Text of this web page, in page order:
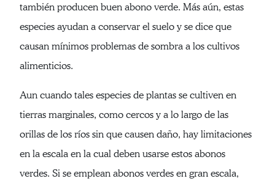
también producen buen abono verde. Más aún, estas
especies ayudan a conservar el suelo y se dice que
causan mínimos problemas de sombra a los cultivos
alimenticios.
Aun cuando tales especies de plantas se cultiven en
tierras marginales, como cercos y a lo largo de las
orillas de los ríos sin que causen daño, hay limitaciones
en la escala en la cual deben usarse estos abonos
verdes. Si se emplean abonos verdes en gran escala,